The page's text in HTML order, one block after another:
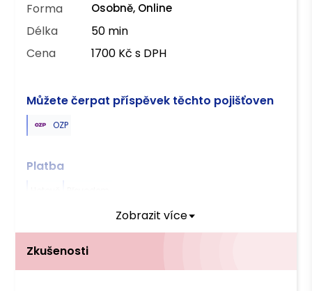
Forma Osobně, Online
Délka
50 min
Cena
1700 Kč s DPH
Můžete čerpat příspěvek těchto pojišťoven
OZP
Platba
Zobrazit více
Zkušenosti